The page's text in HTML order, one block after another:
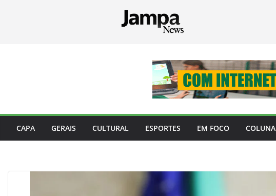
CAPA GERAIS CULTURAL ESPORTES EM FOCO COLUNA